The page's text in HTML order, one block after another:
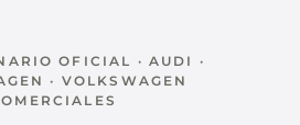
OFICIAL · AUDI ·
· VOLKSWAGEN